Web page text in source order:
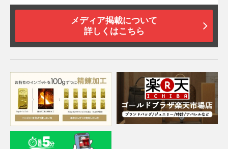
メディア掲載について
詳しくはこちら